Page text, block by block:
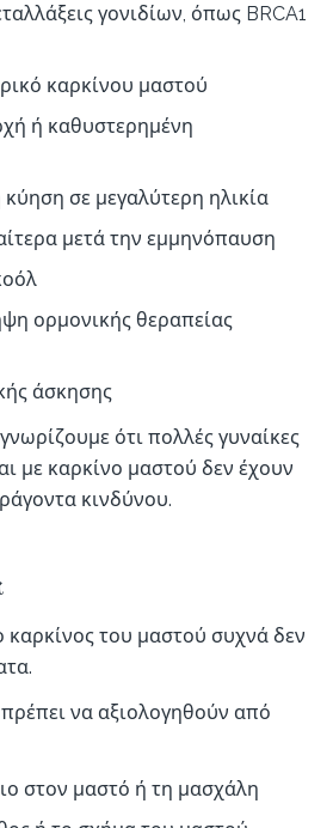
γονιδίων, όπως BRCA1
καρκίνου μαστού
ή καθυστερημένη
σε μεγαλύτερη ηλικία
μετά την εμμηνόπαυση
ορμονικής θεραπείας
άσκησης
ότι πολλές γυναίκες
με καρκίνο μαστού δεν έχουν
κινδύνου.
καρκίνος του μαστού συχνά δεν
να αξιολογηθούν από
στον μαστό ή τη μασχάλη